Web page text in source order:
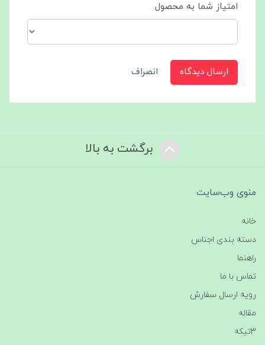
امتیاز شما به محصول
ارسال دیدگاه انصراف
برگشت به بالا
منوی وب‌سایت
خانه
دسته بندی اجناس
راهنما
تماس با ما
رویه ارسال سفارش
مقاله
3تیکه